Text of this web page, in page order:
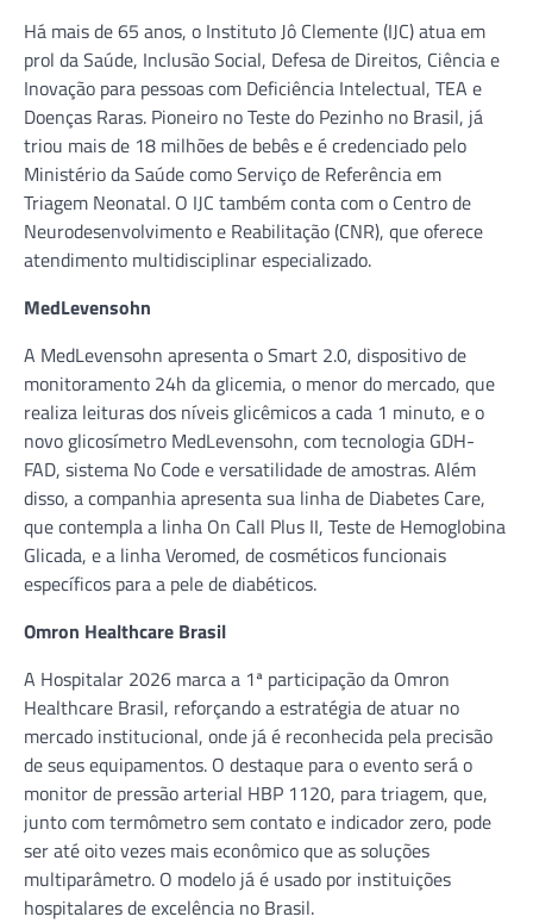
Há mais de 65 anos, o Instituto Jô Clemente (IJC) atua em
prol da Saúde, Inclusão Social, Defesa de Direitos, Ciência e
Inovação para pessoas com Deficiência Intelectual, TEA e
Doenças Raras. Pioneiro no Teste do Pezinho no Brasil, já
triou mais de 18 milhões de bebês e é credenciado pelo
Ministério da Saúde como Serviço de Referência em
Triagem Neonatal. O IJC também conta com o Centro de
Neurodesenvolvimento e Reabilitação (CNR), que oferece
atendimento multidisciplinar especializado.
MedLevensohn
A MedLevensohn apresenta o Smart 2.0, dispositivo de
monitoramento 24h da glicemia, o menor do mercado, que
realiza leituras dos níveis glicêmicos a cada 1 minuto, e o
novo glicosímetro MedLevensohn, com tecnologia GDH-
FAD, sistema No Code e versatilidade de amostras. Além
disso, a companhia apresenta sua linha de Diabetes Care,
que contempla a linha On Call Plus II, Teste de Hemoglobina
Glicada, e a linha Veromed, de cosméticos funcionais
específicos para a pele de diabéticos.
Omron Healthcare Brasil
A Hospitalar 2026 marca a 1ª participação da Omron
Healthcare Brasil, reforçando a estratégia de atuar no
mercado institucional, onde já é reconhecida pela precisão
de seus equipamentos. O destaque para o evento será o
monitor de pressão arterial HBP 1120, para triagem, que,
junto com termômetro sem contato e indicador zero, pode
ser até oito vezes mais econômico que as soluções
multiparâmetro. O modelo já é usado por instituições
hospitalares de excelência no Brasil.